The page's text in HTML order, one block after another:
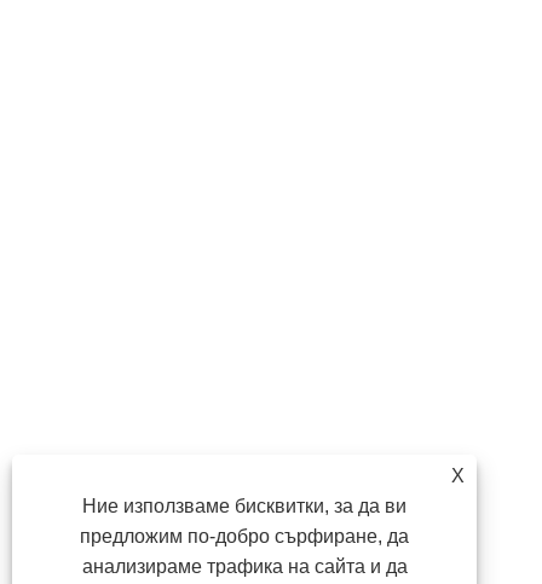
X
Ние използваме бисквитки, за да ви
предложим по-добро сърфиране, да
анализираме трафика на сайта и да